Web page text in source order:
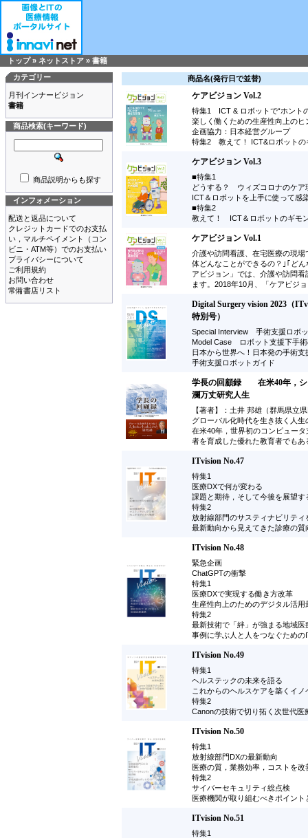
トップ» ネットストア » 書籍
カテゴリー
月刊インナービジョン
書籍
商品検索(キーワード)
商品説明からも探す
インフォメーション
配送と返品について
クレジットカードでのお支払
い，マルチペイメント（コン
ビニ・ATM等）でのお支払い
プライバシーについて
ご利用規約
お問い合わせ
常備書店リスト
商品名(発行日で並替)
ケアビジョン Vol.2
特集1 ICT & ロボットで“ホント
楽しく働くための生産性向上のヒ
企画協力：日本経営グループ
特集2 教えて！ ICT&ロボットの
ケアビジョン Vol.3
■特集1
どうする？ ウィズコロナのケア
ICT＆ロボットを上手に使って感
■特集2
教えて！ ICT＆ロボットのギモ
ケアビジョン Vol.1
介護や訪問看護、在宅医療の現
体どんなことができるの？｣｢ど
アビジョン」では、介護や訪問
ます。2018年10月、「ケアビジ
Digital Surgery vision 2023（
特別号）
Special Interview 手術支援ロボ
Model Case ロボット支援下手術
日本から世界へ！日本発の手術
手術支援ロボットガイド
学長の回顧録 在米40年，シ
瀾万丈研究人生
【著者】：土井 邦雄（群馬県立
グローバル化時代を生き抜く人
在米40年，世界初のコンピュー
者を育成した優れた教育者でも
ITvision No.47
特集1
医療DXで何が変わる
課題と期待，そして今後を展望す
特集2
放射線部門のサスティナビリテ
最新動向から見えてきた診療の
ITvision No.48
緊急企画
ChatGPTの衝撃
特集1
医療DXで実現する働き方改革
生産性向上のためのデジタル活用
特集2
最新技術で「絆」が強まる地域医
事例に学ぶ人と人をつなぐための
ITvision No.49
特集1
ヘルステックの未来を語る
これからのヘルスケアを築くイ
特集2
Canonの技術で切り拓く次世代医
ITvision No.50
特集1
放射線部門DXの最新動向
医療の質，業務効率，コストを
特集2
サイバーセキュリティ総点検
医療機関が取り組むべきポイン
ITvision No.51
特集1